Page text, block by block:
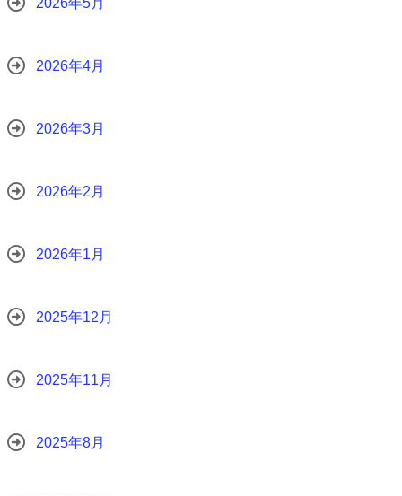
2026年5月
2026年4月
2026年3月
2026年2月
2026年1月
2025年12月
2025年11月
2025年8月